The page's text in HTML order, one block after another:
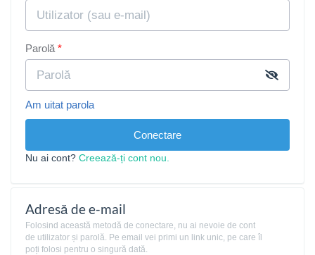
Parolă
Am uitat parola
Conectare
Nu ai cont? Creează-ți cont nou.
Adresă de e-mail
Folosind această metodă de conectare, nu ai nevoie de cont
de utilizator și parolă. Pe email vei primi un link unic, pe care îl
poți folosi pentru o singură dată.